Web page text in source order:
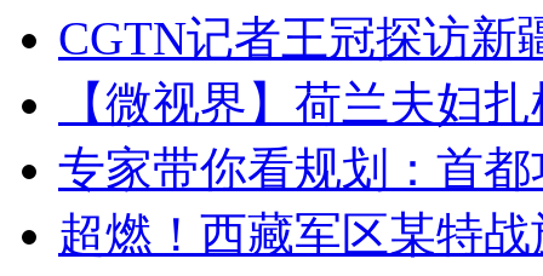
CGTN记者王冠探访新
【微视界】荷兰夫妇
专家带你看规划：首
超燃！西藏军区某特